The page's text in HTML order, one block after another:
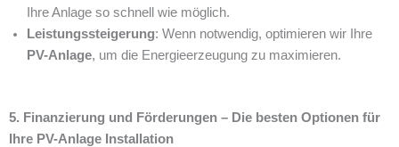
Ihre Anlage so schnell wie möglich.
Leistungssteigerung: Wenn notwendig, optimieren wir Ihre
PV-Anlage, um die Energieerzeugung zu maximieren.
5. Finanzierung und Förderungen – Die besten Optionen für
Ihre PV-Anlage Installation